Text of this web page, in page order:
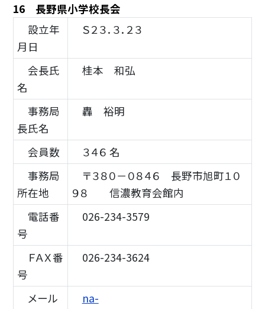
16 長野県小学校長会
設立年
月日
Ｓ２３．３．２３
会長氏
名
桂本 和弘
事務局
長氏名
轟 裕明
会員数
３４６ 名
事務局
所在地
〒３８０－０８４６ 長野市旭町１０
９８ 信濃教育会館内
電話番
号
026-234-3579
ＦＡＸ番
号
026-234-3624
メール
na-